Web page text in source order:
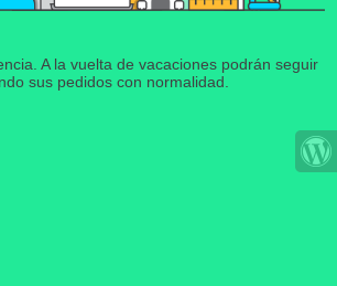
A la vuelta de vacaciones podrán seguir
sus pedidos con normalidad.